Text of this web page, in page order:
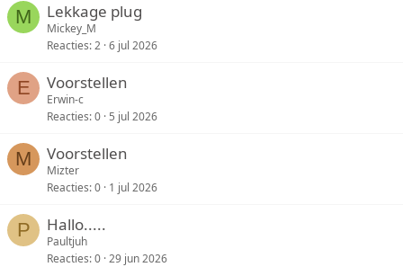
M Lekkage plug
Mickey_M
Reacties 2 6 jul 2026
E Voorstellen
Erwin-c
Reacties 0 5 jul 2026
M Voorstellen
Mizter
Reacties 0 1 jul 2026
P Hallo.....
Paultjuh
Reacties 0 29 jun 2026